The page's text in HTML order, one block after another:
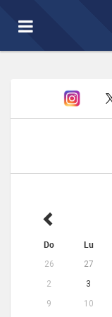
Toggle
navigation
Do Lu
26 27
2
3
9
10